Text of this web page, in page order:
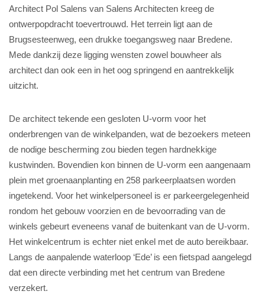
Architect Pol Salens van Salens Architecten kreeg de
ontwerpopdracht toevertrouwd. Het terrein ligt aan de
Brugsesteenweg, een drukke toegangsweg naar Bredene.
Mede dankzij deze ligging wensten zowel bouwheer als
architect dan ook een in het oog springend en aantrekkelijk
uitzicht.
De architect tekende een gesloten U-vorm voor het
onderbrengen van de winkelpanden, wat de bezoekers meteen
de nodige bescherming zou bieden tegen hardnekkige
kustwinden. Bovendien kon binnen de U-vorm een aangenaam
plein met groenaanplanting en 258 parkeerplaatsen worden
ingetekend. Voor het winkelpersoneel is er parkeergelegenheid
rondom het gebouw voorzien en de bevoorrading van de
winkels gebeurt eveneens vanaf de buitenkant van de U-vorm.
Het winkelcentrum is echter niet enkel met de auto bereikbaar.
Langs de aanpalende waterloop ‘Ede’ is een fietspad aangelegd
dat een directe verbinding met het centrum van Bredene
verzekert.